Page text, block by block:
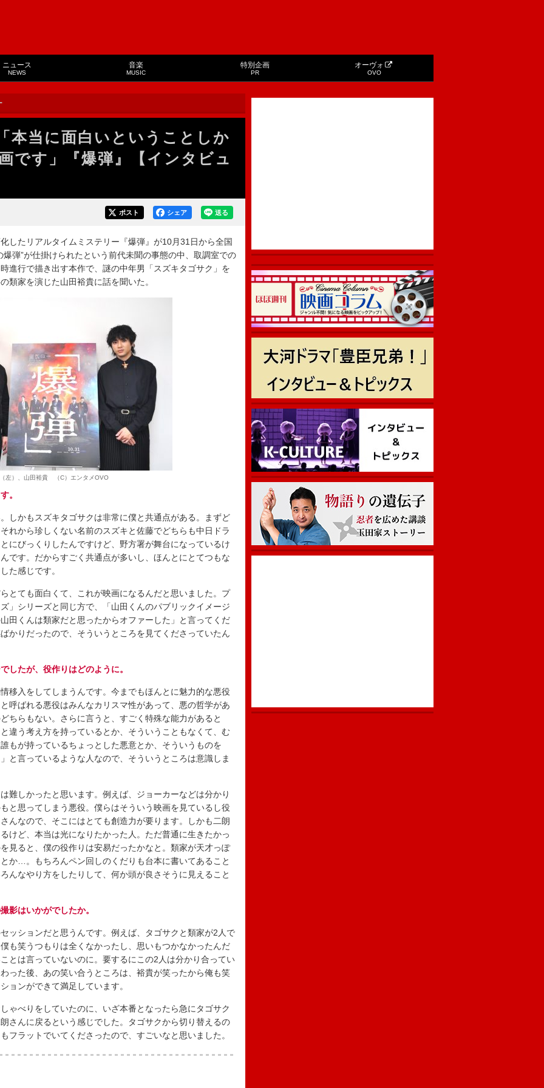
ニュース
NEWS
音楽
MUSIC
特別企画
PR
オーヴォ
OVO
本当に面白いということしか
です」『爆弾』【インタビュ
送る
シェア
ポスト
たリアルタイムミステリー『爆弾』が10月31日から全国
弾”が仕掛けられたという前代未聞の事態の中、取調室での
進行で描き出す本作で、謎の中年男「スズキタゴサク」を
類家を演じた山田裕貴に話を聞いた。
左）、山田裕貴 （C）エンタメOVO
。
かもスズキタゴサクは非常に僕と共通点がある。まずど
れから珍しくない名前のスズキと佐藤でどちらも中日ドラ
にびっくりしたんですけど、野方署が舞台になっているけ
です。だからすごく共通点が多いし、ほんとにとてつもな
た感じです。
ても面白くて、これが映画になるんだと思いました。プ
」シリーズと同じ方で、「山田くんのパブリックイメージ
田くんは類家だと思ったからオファーした」と言ってくだ
かりだったので、そういうところを見てくださっていたん
したが、役作りはどのように。
入をしてしまうんです。今までもほんとに魅力的な悪役
呼ばれる悪役はみんなカリスマ性があって、悪の哲学があ
ちらもない。さらに言うと、すごく特殊な能力があると
違う考え方を持っているとか、そういうこともなくて、む
もが持っているちょっとした悪意とか、そういうものを
と言っているような人なので、そういうところは意識しま
しかったと思います。例えば、ジョーカーなどは分かり
と思ってしまう悪役。僕らはそういう映画を見ているし役
んなので、そこにはとても創造力が要ります。しかも二朗
けど、本当は光になりたかった人。ただ普通に生きたかっ
見ると、僕の役作りは安易だったかなと。類家が天才っぽ
か…。もちろんペン回しのくだりも台本に書いてあること
んなやり方をしたりして、何か頭が良さそうに見えること
影はいかがでしたか。
ションだと思うんです。例えば、タゴサクと類家が2人で
も笑うつもりは全くなかったし、思いもつかなかったんだ
とは言っていないのに。要するにこの2人は分かり合ってい
った後、あの笑い合うところは、裕貴が笑ったから俺も笑
ョンができて満足しています。
べりをしていたのに、いざ本番となったら急にタゴサク
さんに戻るという感じでした。タゴサクから切り替えるの
フラットでいてくださったので、すごいなと思いました。